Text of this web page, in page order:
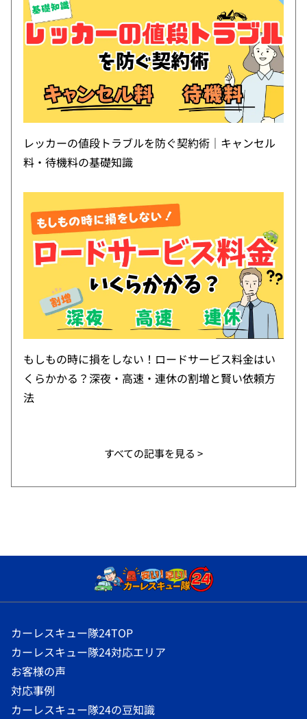
レッカーの値段トラブルを防ぐ契約術｜キャンセル
料・待機料の基礎知識
もしもの時に損をしない！ロードサービス料金はい
くらかかる？深夜・高速・連休の割増と賢い依頼方
法
すべての記事を見る >
カーレスキュー隊24TOP
カーレスキュー隊24対応エリア
お客様の声
対応事例
カーレスキュー隊24の豆知識